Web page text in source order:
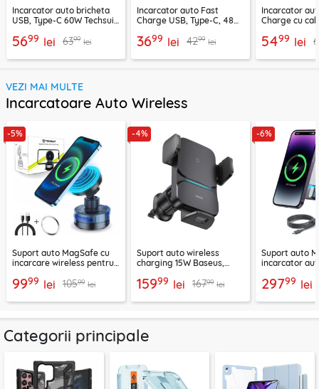
Incarcator auto bricheta
USB, Type-C 60W Techsuit
5699 lei 6399 lei
Incarcator auto Fast
Charge USB, Type-C, 48W
3699 lei 4299 lei
Incarcator
Charge cu
5499 lei
VEZI MAI MULTE
Incarcatoare Auto Wireless
-5%
Suport auto MagSafe cu
incarcare wireless pentru
ChargeMagX HOLD253
9999 lei 10599 lei
-4%
Suport auto wireless
charging 15W Baseus,
15999 lei 16799 lei
-6%
Suport auto
incarcator
29799 lei
Categorii principale